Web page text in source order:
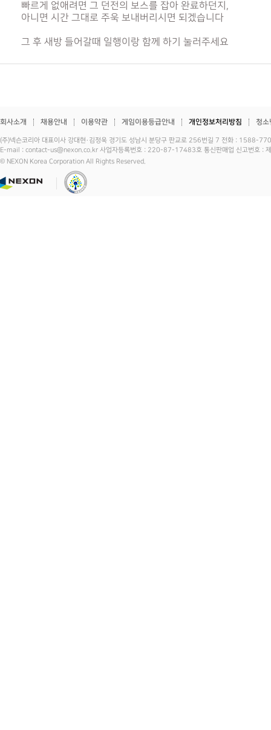
빠르게 없애려면 그 던전의 보스를 잡아 완료하던지,
아니면 시간 그대로 주욱 보내버리시면 되겠습니다
그 후 새방 들어갈때 일행이랑 함께 하기 눌러주세요
회사소개 채용안내 이용약관 게임이용등급안내 개인정보처리방침 청소
(주)넥슨코리아 대표이사 강대현·김정욱 경기도 성남시 분당구 판교로 256번길 7 전화 :
E-mail : contact-us@nexon.co.kr 사업자등록번호 : 220-87-17483호 통신판매업 신고번호 :
© NEXON Korea Corporation All Rights Reserved.